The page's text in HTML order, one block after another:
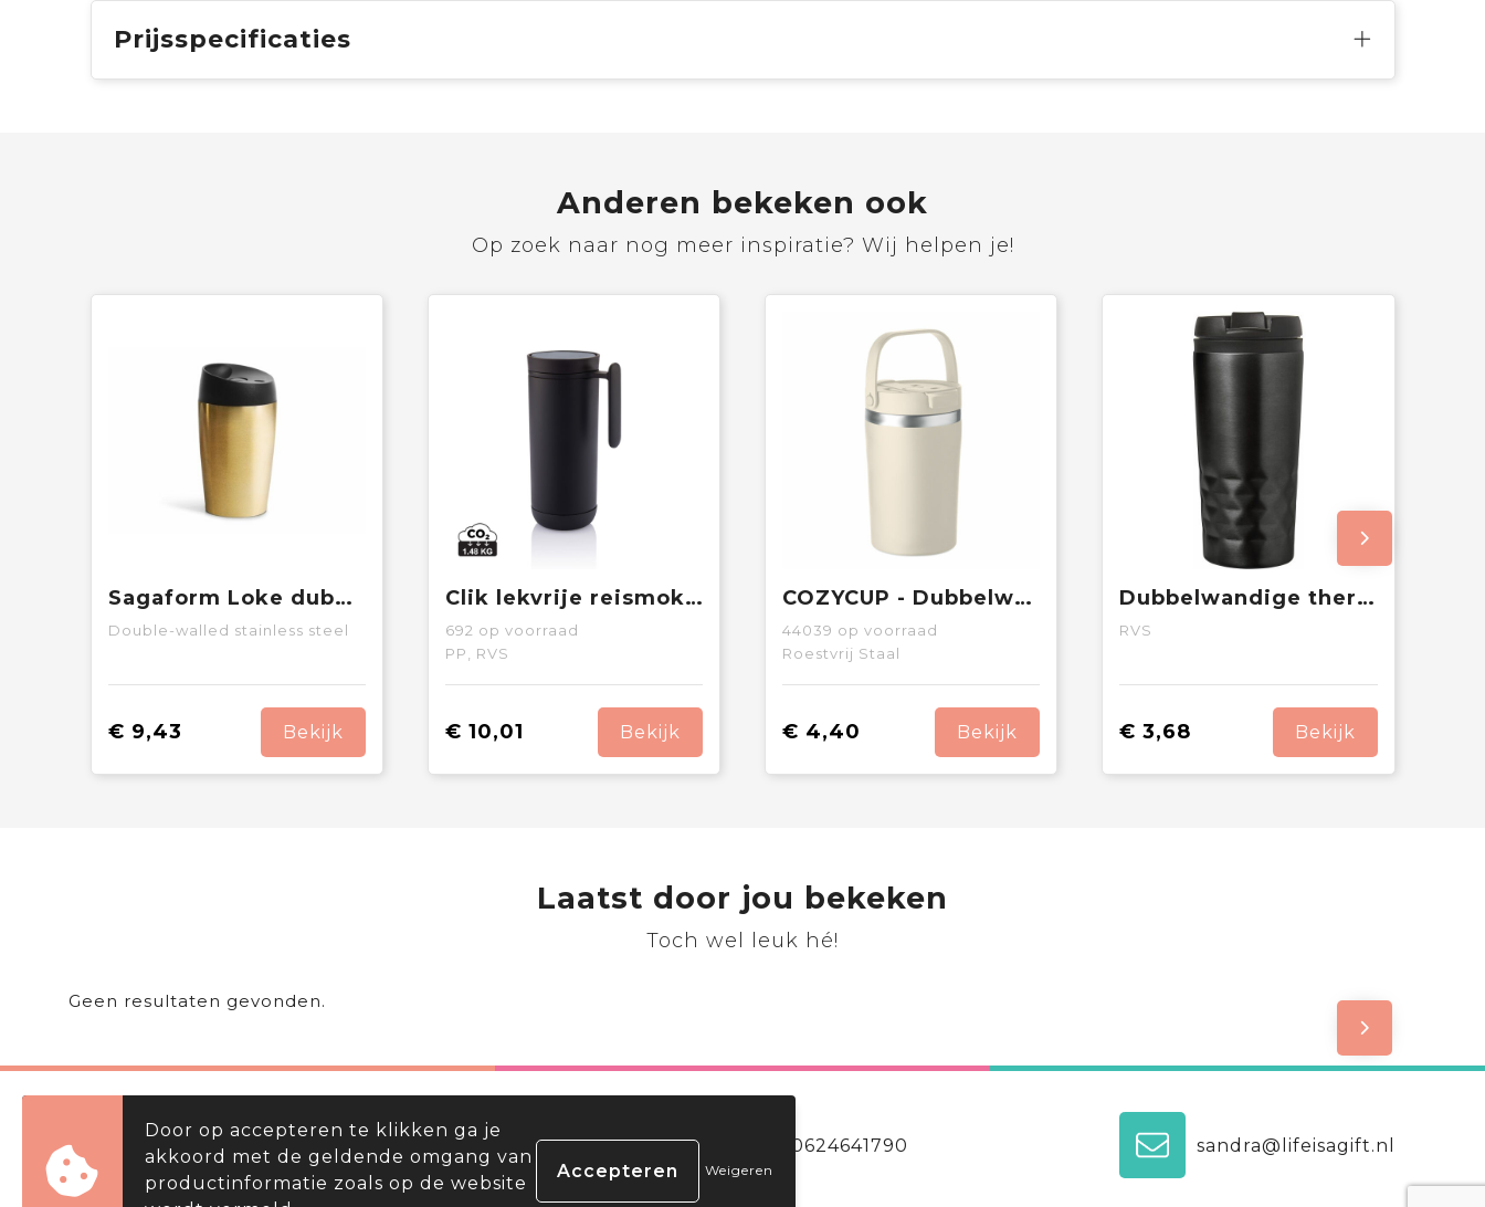
Prijsspecificaties
Anderen bekeken ook
Op zoek naar nog meer inspiratie? Wij helpen je!
Sagaform Loke dubbelwandige mok 240ml
Double-walled stainless steel
€ 9,43 Bekijk
Clik lekvrije reismok met handvat
692 op voorraad
PP, RVS
€ 10,01 Bekijk
COZYCUP - Dubbelwandige beker 350ml
44039 op voorraad
Roestvrij Staal
€ 4,40 Bekijk
Dubbelwandige thermosbeker Lorraine | 300 ml
RVS
€ 3,68 Bekijk
Laatst door jou bekeken
Toch wel leuk hé!
Geen resultaten gevonden.
De Compagnie 40, 1689 AG Zwaag 0624641790 sandra@lifeisagift.nl
Door op accepteren te klikken ga je
akkoord met de geldende omgang van
productinformatie zoals op de website
Weigeren